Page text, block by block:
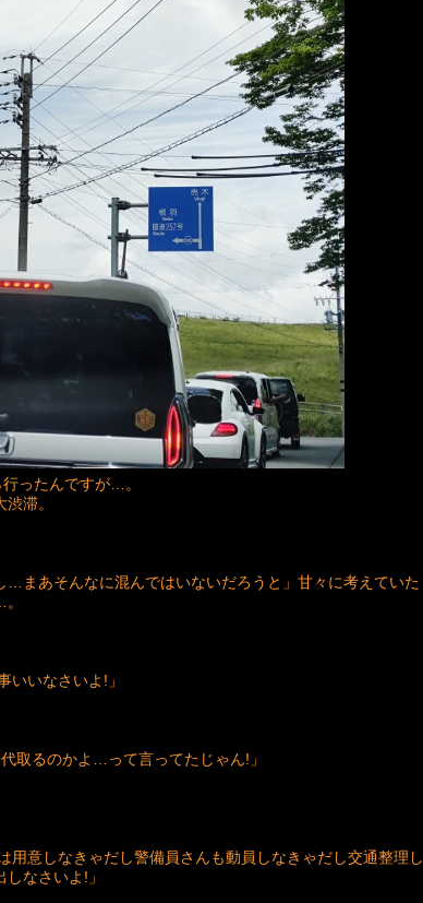
ったんですが…。
滞。
…まあそんなに混んではいないだろうと」甘々に考えていた
いなさいよ!」
取るのかよ…って言ってたじゃん!」
用意しなきゃだし警備員さんも動員しなきゃだし交通整理し
なさいよ!」